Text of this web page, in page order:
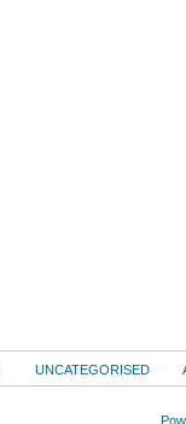
UNCATEGORISED